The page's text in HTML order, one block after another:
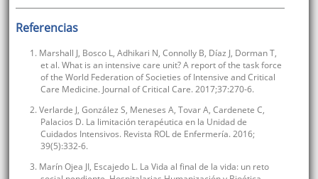
Referencias
1. Marshall J, Bosco L, Adhikari N, Connolly B, Díaz J, Dorman T,
et al. What is an intensive care unit? A report of the task force
of the World Federation of Societies of Intensive and Critical
Care Medicine. Journal of Critical Care. 2017;37:270-6.
2. Verlarde J, González S, Meneses A, Tovar A, Cardenete C,
Palacios D. La limitación terapéutica en la Unidad de
Cuidados Intensivos. Revista ROL de Enfermería. 2016;
39(5):332-6.
3. Marín Ojea JI, Escajedo L. La Vida al final de la vida: un reto